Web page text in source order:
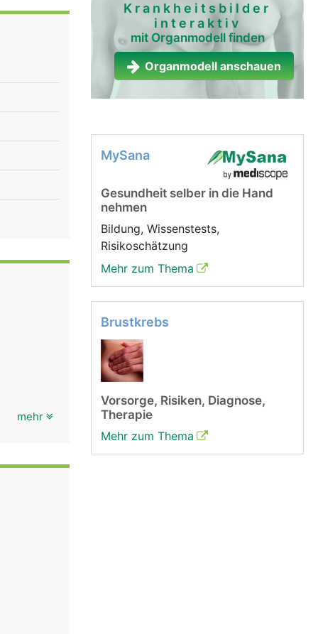
mehr
Krankheitsbilder
interaktiv
mit Organmodell finden
Organmodell anschauen
MySana
Gesundheit selber in die Hand
nehmen
Bildung, Wissenstests,
Risikoschätzung
Mehr zum Thema
Brustkrebs
Vorsorge, Risiken, Diagnose,
Therapie
Mehr zum Thema